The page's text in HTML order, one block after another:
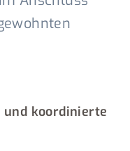
koordinierte